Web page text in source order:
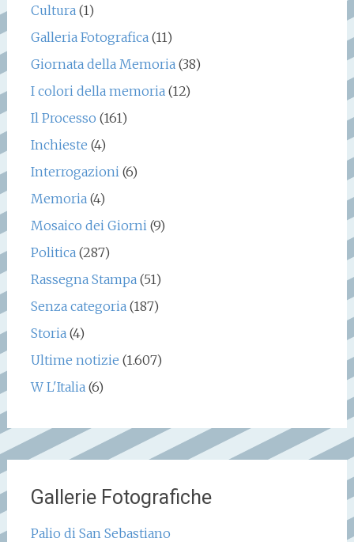
Cultura (1)
Galleria Fotografica (11)
Giornata della Memoria (38)
I colori della memoria (12)
Il Processo (161)
Inchieste (4)
Interrogazioni (6)
Memoria (4)
Mosaico dei Giorni (9)
Politica (287)
Rassegna Stampa (51)
Senza categoria (187)
Storia (4)
Ultime notizie (1.607)
W L'Italia (6)
Gallerie Fotografiche
Palio di San Sebastiano